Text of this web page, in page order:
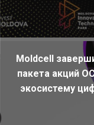
Moldcell
пакета акций
экосистему